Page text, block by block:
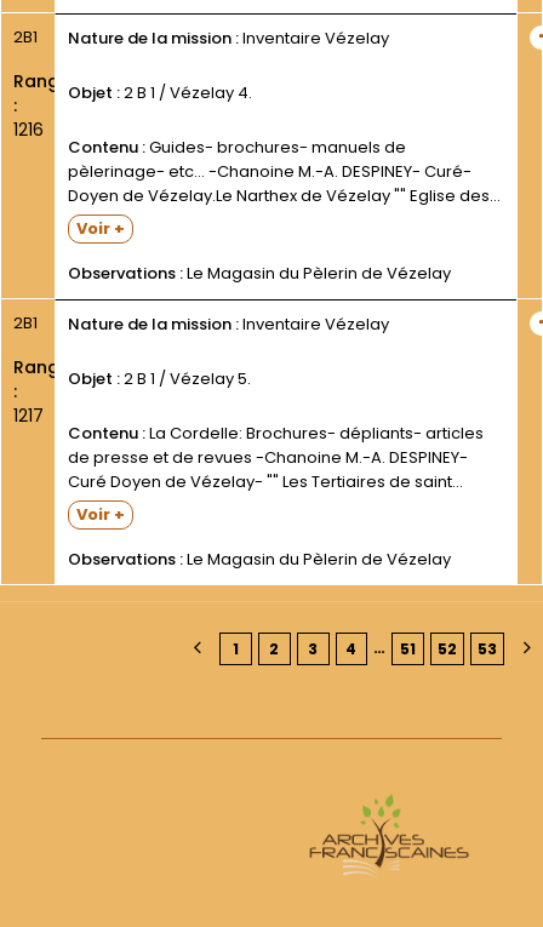
2B1
Rang
:
1216
Nature de la mission :Inventaire Vézelay
Objet :2 B 1 / Vézelay 4.
Contenu :Guides- brochures- manuels de
pèlerinage- etc... -Chanoine M.-A. DESPINEY- Curé-
Doyen de Vézelay.Le Narthex de Vézelay "" Eglise des
Pèlerins "".Vézelay- Magasin du Pèlerin- s.d.- 15 p. -
Paul DONCOEUR- SJ- Graduel de Vézelay- 1946- 64 p.
-Même auteur- Vézelay. Saint Bernard...
Voir +
Observations :Le Magasin du Pèlerin de Vézelay
2B1
Rang
:
1217
Nature de la mission :Inventaire Vézelay
Objet :2 B 1 / Vézelay 5.
Contenu :La Cordelle: Brochures- dépliants- articles
de presse et de revues -Chanoine M.-A. DESPINEY-
Curé Doyen de Vézelay- "" Les Tertiaires de saint
François et la Cordelle de Vézelay ""- trois coupures
de La Liberté de l Yonne- 25 mars -...
Voir +
Observations :Le Magasin du Pèlerin de Vézelay
1 2 3 4 … 51 52 53